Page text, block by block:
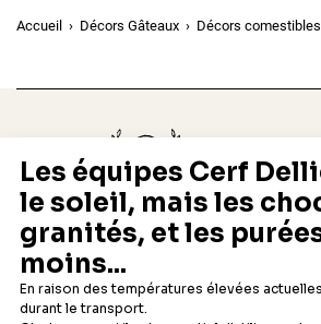
Accueil Décors Gâteaux Décors comestibles
Depuis 1932
Fabricant français reconnu